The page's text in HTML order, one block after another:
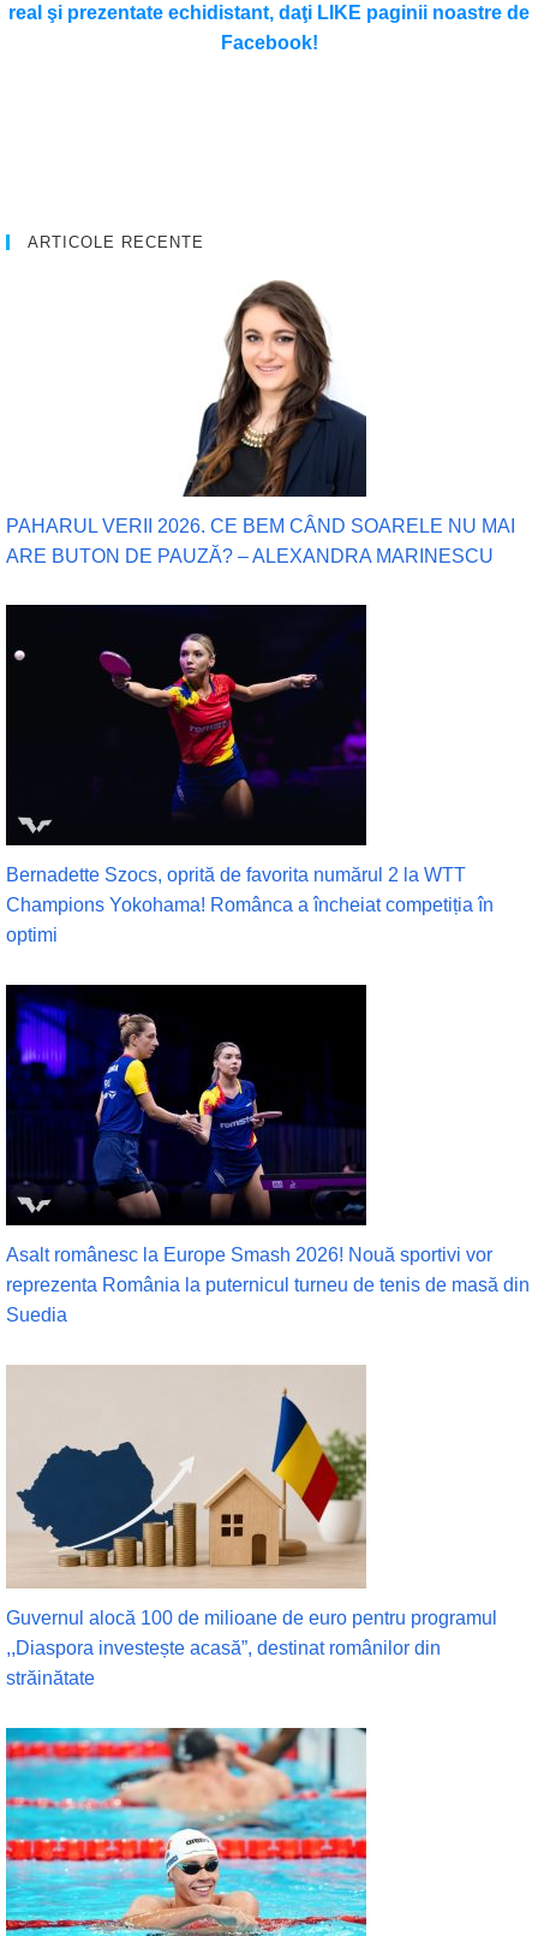
real şi prezentate echidistant, daţi LIKE paginii noastre de
Facebook!
ARTICOLE RECENTE
PAHARUL VERII 2026. CE BEM CÂND SOARELE NU MAI
ARE BUTON DE PAUZĂ? – ALEXANDRA MARINESCU
Bernadette Szocs, oprită de favorita numărul 2 la WTT
Champions Yokohama! Românca a încheiat competiția în
optimi
Asalt românesc la Europe Smash 2026! Nouă sportivi vor
reprezenta România la puternicul turneu de tenis de masă din
Suedia
Guvernul alocă 100 de milioane de euro pentru programul
,,Diaspora investește acasă”, destinat românilor din
străinătate